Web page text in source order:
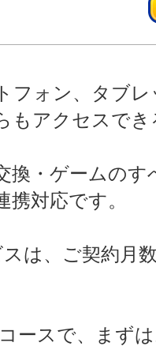
フォン、タブレ
もアクセスで
換・ゲームの
対応です。
は、ご契約月
ースで、まず